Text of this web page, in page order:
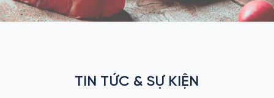
TIN TỨC & SỰ KIỆN